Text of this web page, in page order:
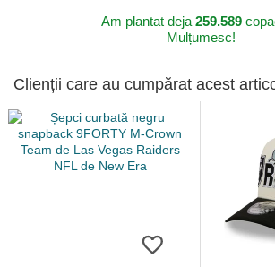
Am plantat deja 259.589
Mulțumesc!
Clienții care au cumpărat acest